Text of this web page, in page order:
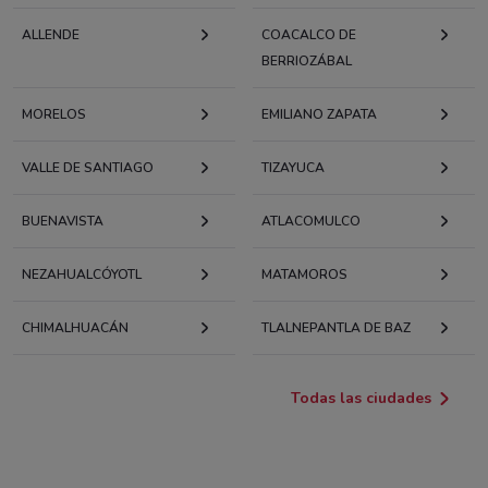
ALLENDE
COACALCO DE
BERRIOZÁBAL
MORELOS EMILIANO ZAPATA
VALLE DE SANTIAGO TIZAYUCA
BUENAVISTA ATLACOMULCO
NEZAHUALCÓYOTL MATAMOROS
CHIMALHUACÁN TLALNEPANTLA DE BAZ
Todas las ciudades